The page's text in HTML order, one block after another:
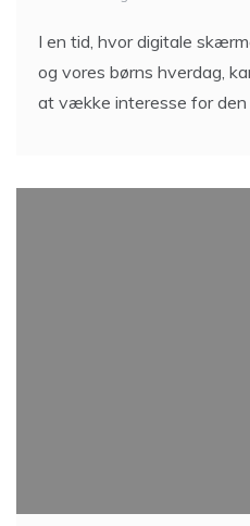
I en tid, hvor digitale
og vores børns hverdag,
at vække interesse for den